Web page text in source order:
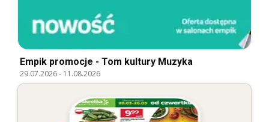
Empik promocje - Tom kultury Muzyka
29.07.2026- 11.08.2026